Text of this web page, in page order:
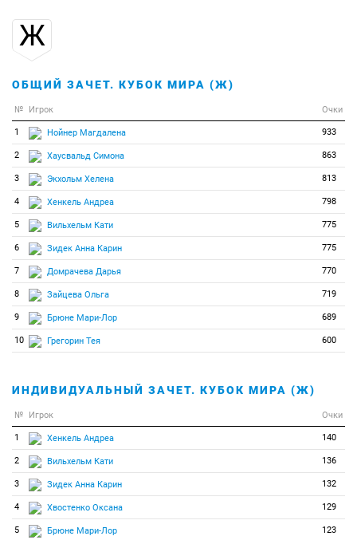
Ж
ОБЩИЙ ЗАЧЕТ. КУБОК МИРА (Ж)
№ Игрок Очки
1 Нойнер Магдалена 933
2 Хаусвальд Симона 863
3 Экхольм Хелена 813
4 Хенкель Андреа 798
5 Вильхельм Кати 775
6 Зидек Анна Карин 775
7 Домрачева Дарья 770
8 Зайцева Ольга 719
9 Брюне Мари-Лор 689
10 Грегорин Тея 600
ИНДИВИДУАЛЬНЫЙ ЗАЧЕТ. КУБОК МИРА (Ж)
№ Игрок Очки
1 Хенкель Андреа 140
2 Вильхельм Кати 136
3 Зидек Анна Карин 132
4 Хвостенко Оксана 129
5 Брюне Мари-Лор 123